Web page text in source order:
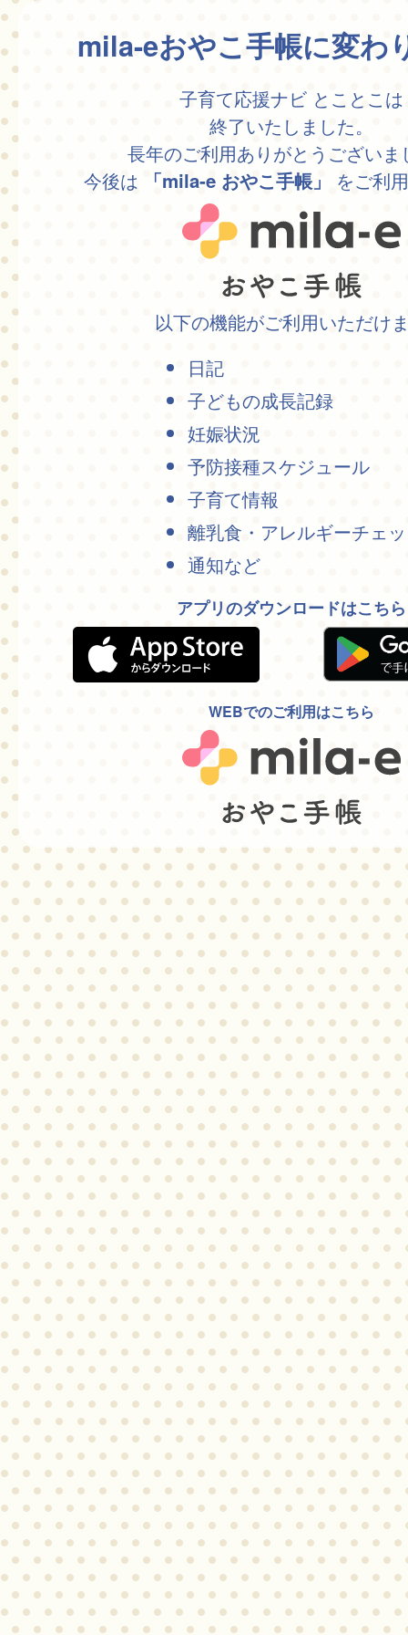
mila-eおやこ手帳に変わ
子育て応援ナビ とことこは
終了いたしました。
長年のご利用ありがとうございま
今後は
「mila-e おやこ手帳」 をご利
以下の機能がご利用いただけ
日記
子どもの成長記録
妊娠状況
予防接種スケジュール
子育て情報
離乳食・アレルギーチェ
通知など
アプリのダウンロードはこちら
WEBでのご利用はこちら